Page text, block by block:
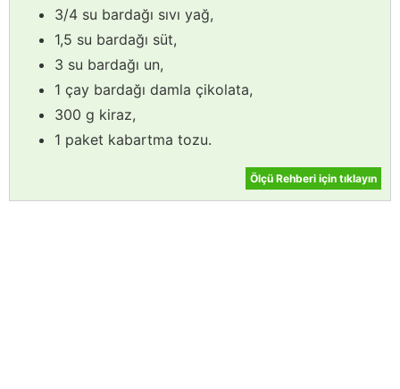
3/4 su bardağı sıvı yağ,
1,5 su bardağı süt,
3 su bardağı un,
1 çay bardağı damla çikolata,
300 g kiraz,
1 paket kabartma tozu.
Ölçü Rehberi için tıklayın